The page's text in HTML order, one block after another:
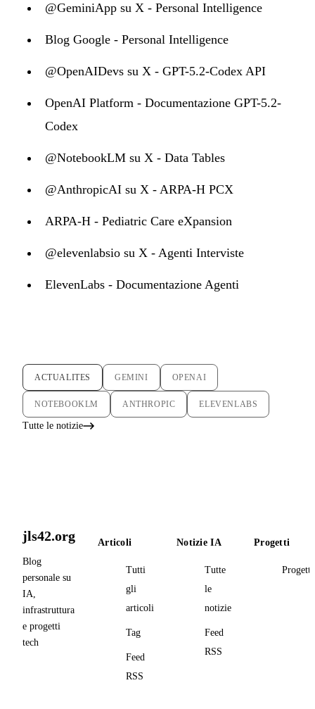
@GeminiApp su X - Personal Intelligence
Blog Google - Personal Intelligence
@OpenAIDevs su X - GPT-5.2-Codex API
OpenAI Platform - Documentazione GPT-5.2-
Codex
@NotebookLM su X - Data Tables
@AnthropicAI su X - ARPA-H PCX
ARPA-H - Pediatric Care eXpansion
@elevenlabsio su X - Agenti Interviste
ElevenLabs - Documentazione Agenti
ACTUALITES GEMINI OPENAI
NOTEBOOKLM ANTHROPIC ELEVENLABS
Tutte le notizie
jls42.org
Blog
personale su
IA,
infrastruttura
e progetti
tech
Articoli
Tutti
gli
articoli
Tag
Feed
RSS
Notizie IA
Tutte
le
notizie
Feed
RSS
Progetti
Progetti